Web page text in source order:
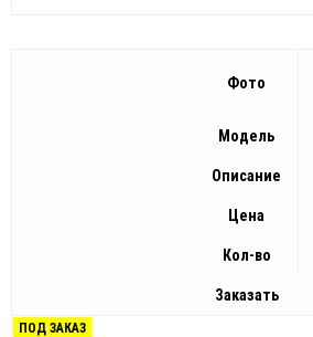
Фото
Модель
Описание
Цена
Кол-во
Заказать
ПОД ЗАКАЗ